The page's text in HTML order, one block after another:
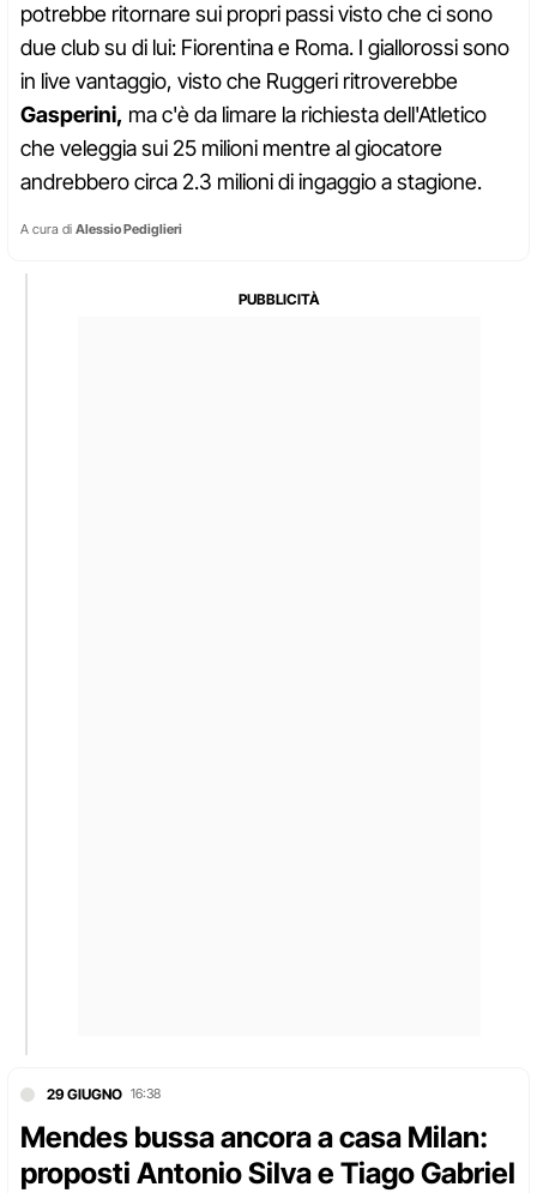
potrebbe ritornare sui propri passi visto che ci sono
due club su di lui: Fiorentina e Roma. I giallorossi sono
in live vantaggio, visto che Ruggeri ritroverebbe
Gasperini, ma c'è da limare la richiesta dell'Atletico
che veleggia sui 25 milioni mentre al giocatore
andrebbero circa 2.3 milioni di ingaggio a stagione.
A cura di Alessio Pediglieri
29 GIUGNO 16:38
Mendes bussa ancora a casa Milan:
proposti Antonio Silva e Tiago Gabriel